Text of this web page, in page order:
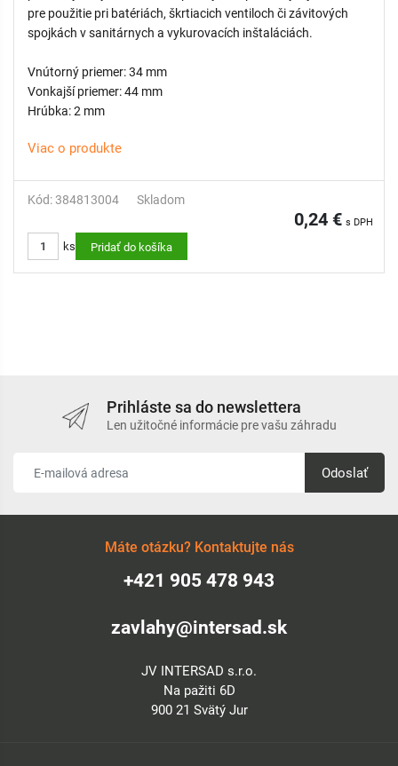
pre použitie pri batériách, škrtiacich ventiloch či závitových
spojkách v sanitárnych a vykurovacích inštaláciách.
Vnútorný priemer: 34 mm
Vonkajší priemer: 44 mm
Hrúbka: 2 mm
Viac o produkte
Kód: 384813004 Skladom
0,24 € s DPH
ks Pridať do košíka
Prihláste sa do newslettera
Len užitočné informácie pre vašu záhradu
Odoslať
Máte otázku? Kontaktujte nás
+421 905 478 943
zavlahy@intersad.sk
JV INTERSAD s.r.o.
Na pažiti 6D
900 21 Svätý Jur